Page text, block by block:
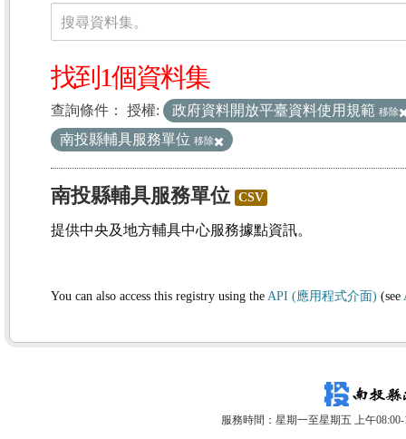
資料集
搜尋資料集。
找到1個資料集
查詢條件： 授權: 政府資料開放平臺資料使用規範 移除
南投縣輔具服務單位 移除
南投縣輔具服務單位 CSV
提供中央及地方輔具中心服務據點資訊。
You can also access this registry using the API (應用程式介面) (see
服務時間：星期一至星期五 上午